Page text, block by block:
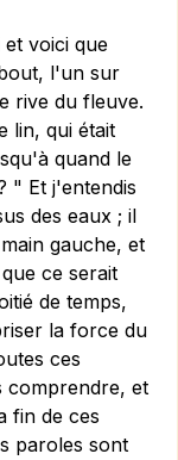
et voici que
l'un sur
rive du fleuve.
lin, qui était
quand le
" Et j'entendis
des eaux ; il
gauche, et
ce serait
de temps,
la force du
ces
comprendre, et
fin de ces
paroles sont